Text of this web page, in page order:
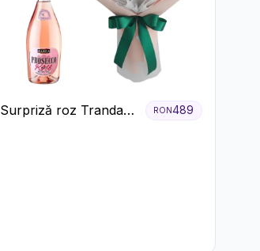
Surpriză roz Trandafiri
RON489